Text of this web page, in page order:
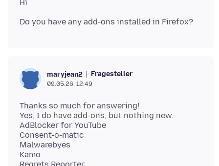
maryjean2 Fragesteller
09.05.26, 12:49
Thanks so much for answering!
Yes, I do have add-ons, but nothing new.
AdBlocker for YouTube
Consent-o-matic
Malwarebyes
Kamo